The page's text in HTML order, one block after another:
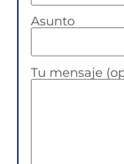
Asunto
Tu mensaje